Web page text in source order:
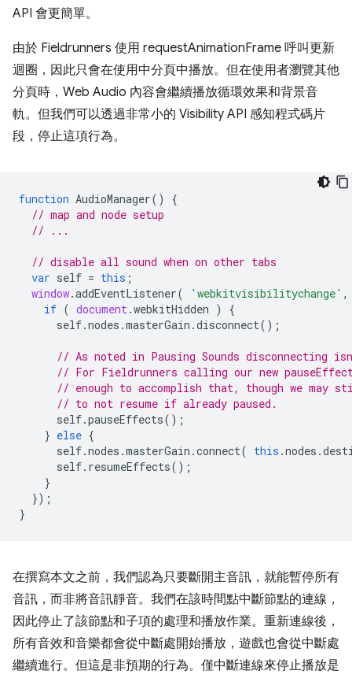
API 會更簡單。
由於 Fieldrunners 使用 requestAnimationFrame 呼叫更新
迴圈，因此只會在使用中分頁中播放。但在使用者瀏覽其他
分頁時，Web Audio 內容會繼續播放循環效果和背景音
軌。但我們可以透過非常小的 Visibility API 感知程式碼片
段，停止這項行為。
function AudioManager()
{
// map and node setup
// ...
// disable all sound when on other tabs
var self = this ;
window.addEventListener( 'webkitvisibilitychange' ,
if ( document.webkitHidden )
{
self.nodes .masterGain .disconnect();
// As noted in Pausing Sounds disconnecting
// For Fieldrunners calling our new
// enough to accomplish that, though we may
// to not resume if already paused.
self.pauseEffects();
} else {
self.nodes .masterGain .connect( this .nodes .
self. resumeEffects();
}
});
}
在撰寫本文之前，我們認為只要斷開主音訊，就能暫停所有
音訊，而非將音訊靜音。我們在該時間點中斷節點的連線，
因此停止了該節點和子項的處理和播放作業。重新連線後，
所有音效和音樂都會從中斷處開始播放，遊戲也會從中斷處
繼續進行。但這是非預期的行為。僅中斷連線來停止播放是